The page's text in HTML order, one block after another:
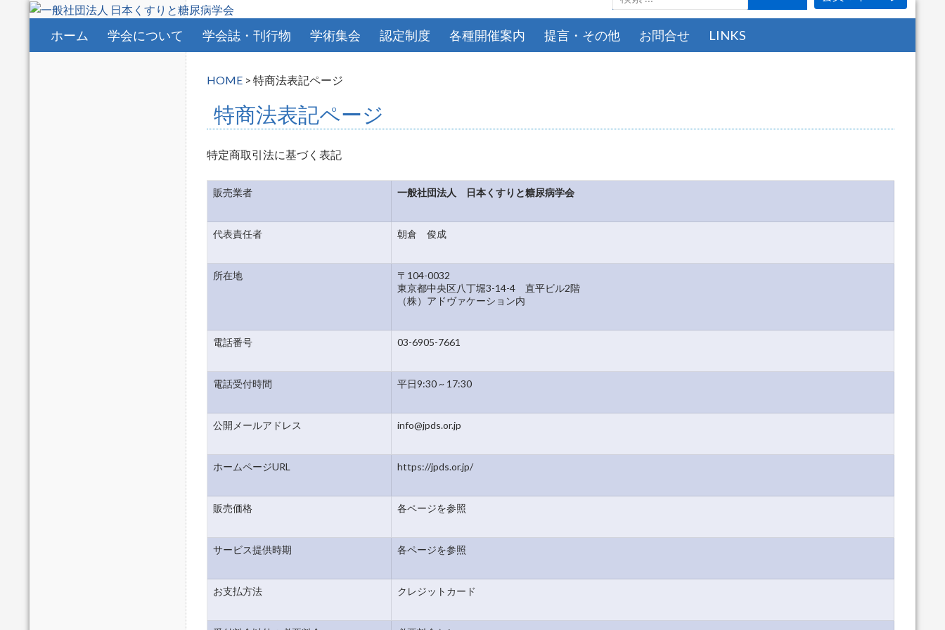
索:
コンテンツへスキップ
ホーム 学会について 学会誌・刊行物 学術集会 認定制度 各種開催案内 提言・その他 お問合せ LINKS
HOME > 特商法表記ページ
特商法表記ページ
特定商取引法に基づく表記
販売業者 一般社団法人 日本くすりと糖尿病学会
代表責任者 朝倉 俊成
所在地
〒104-0032
東京都中央区八丁堀3-14-4 直平ビル2階
（株）アドヴァケーション内
電話番号 03-6905-7661
電話受付時間 平日9:30 ~ 17:30
公開メールアドレス info@jpds.or.jp
ホームページURL https://jpds.or.jp/
販売価格 各ページを参照
サービス提供時期 各ページを参照
お支払方法 クレジットカード